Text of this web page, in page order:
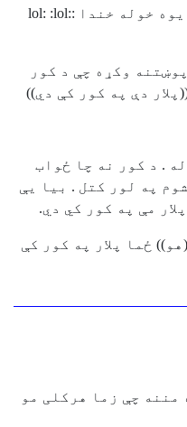
ټوکه ښه ټوکه ده زما له خوا یوه خوله خندا :lol: :lol:
وكړه چې د كور
دې په كور كې دي))
. د كور نه چا ځواب
په لور كتل . بيا يې
مې په كور كي دي.
ځما پلار په كور كې
مننه چې زما هرکلی مو